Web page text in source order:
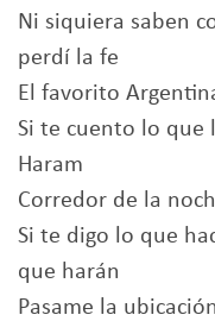
Ni siquiera saben
perdí la fe
El favorito
Si te cuento lo que
Haram
Corredor de la
Si te digo lo que
que harán
Pasame la